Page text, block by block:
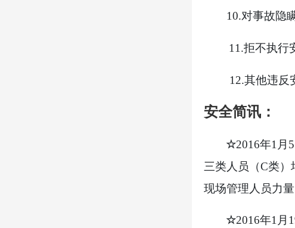
10.对事故隐
11.拒不执行
12.其他违反
安全简讯：
☆2016年1月 5
三类人员（C类）
现场管理人员力量
☆2016年1月